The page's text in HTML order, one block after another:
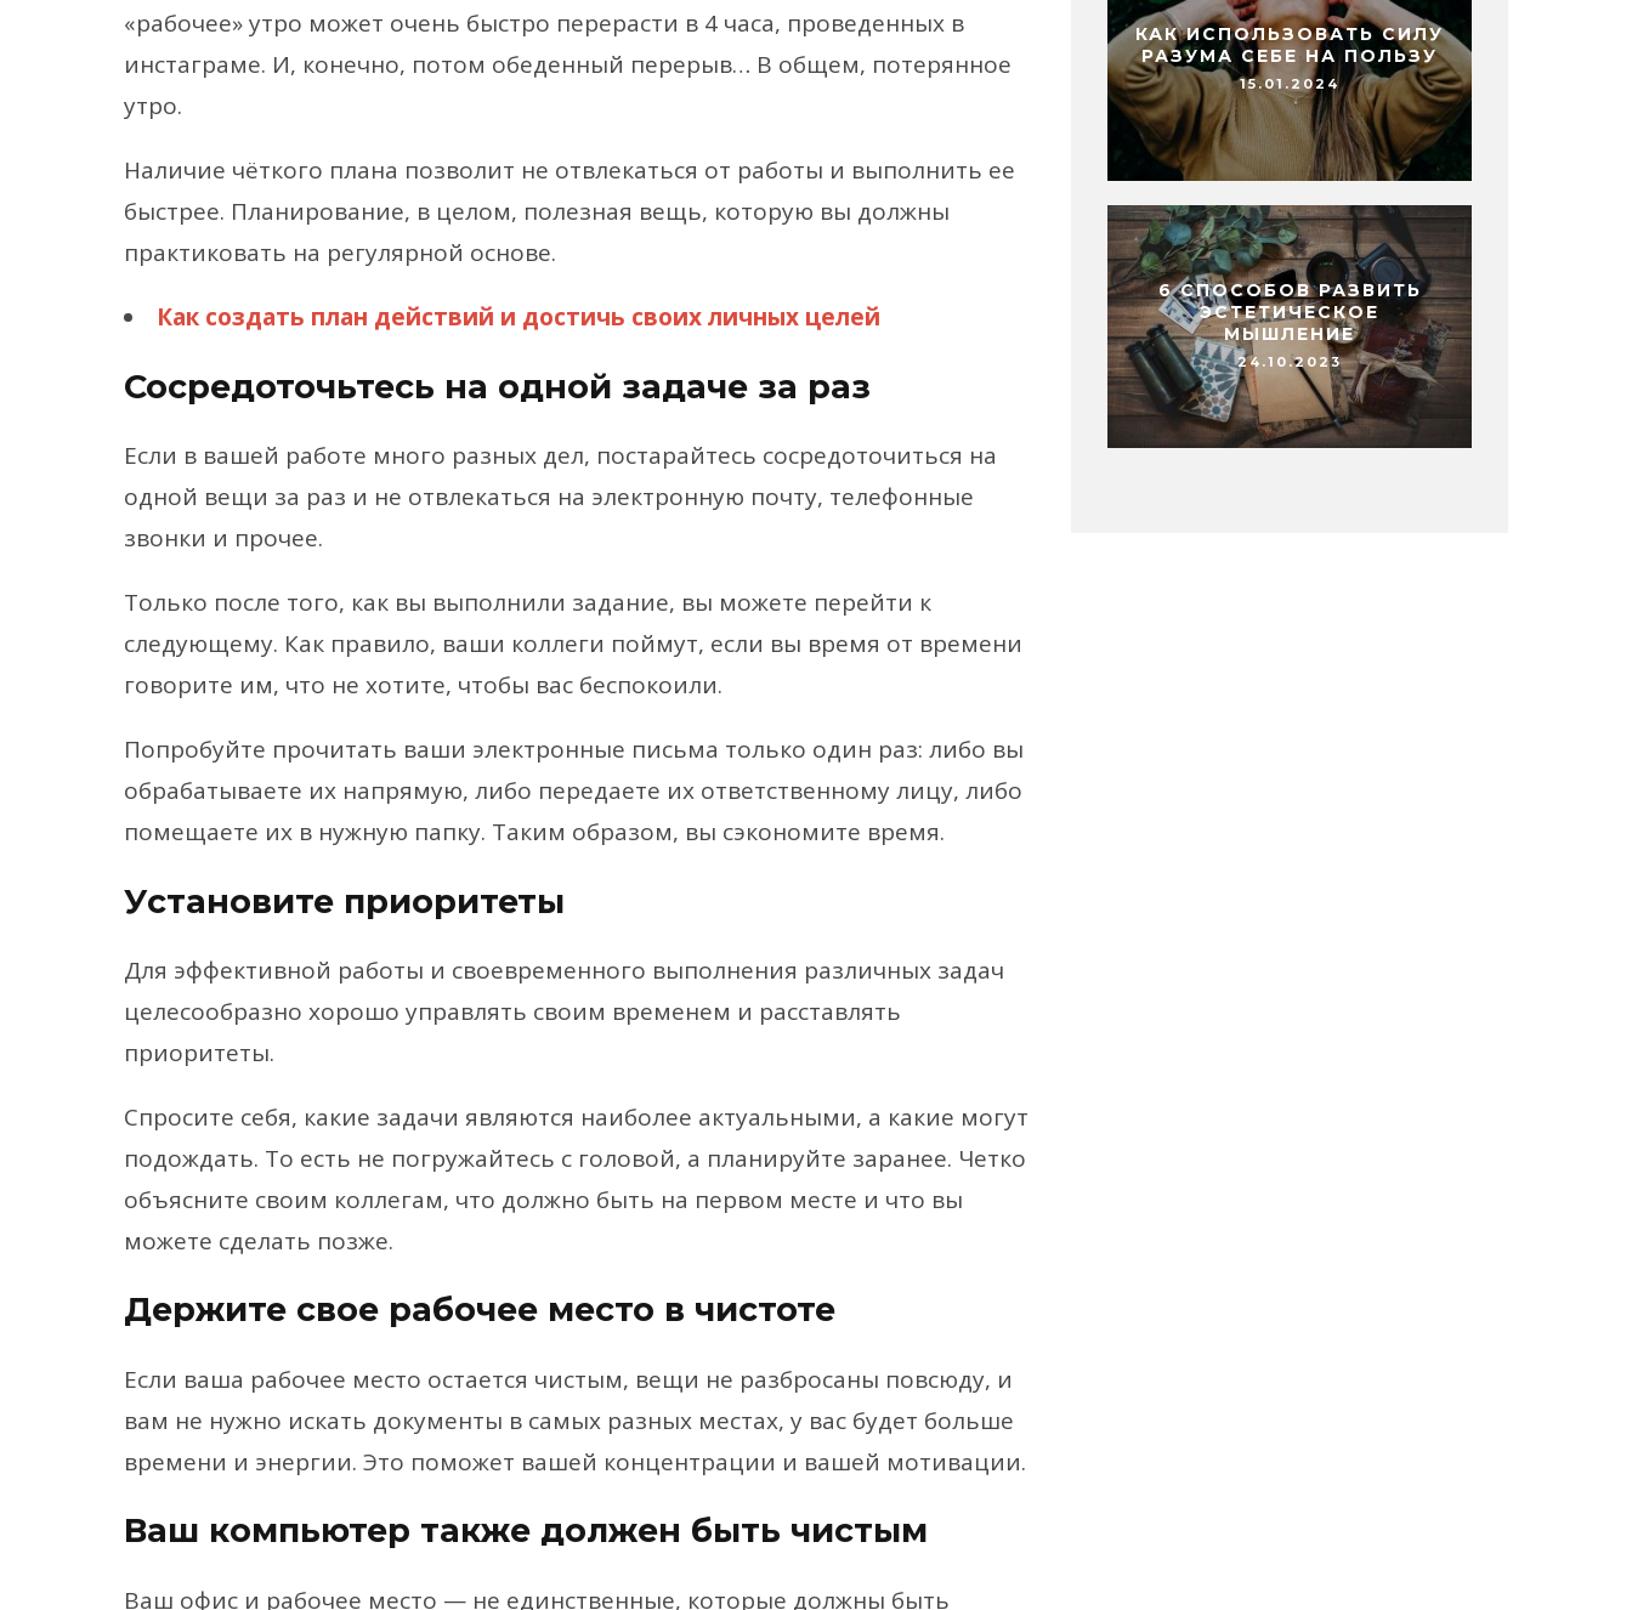
«рабочее» утро может очень быстро перерасти в 4 часа, проведенных в
инстаграме. И, конечно, потом обеденный перерыв… В общем, потерянное
утро.
Наличие чёткого плана позволит не отвлекаться от работы и выполнить ее
быстрее. Планирование, в целом, полезная вещь, которую вы должны
практиковать на регулярной основе.
Как создать план действий и достичь своих личных целей
Сосредоточьтесь на одной задаче за раз
Если в вашей работе много разных дел, постарайтесь сосредоточиться на
одной вещи за раз и не отвлекаться на электронную почту, телефонные
звонки и прочее.
Только после того, как вы выполнили задание, вы можете перейти к
следующему. Как правило, ваши коллеги поймут, если вы время от времени
говорите им, что не хотите, чтобы вас беспокоили.
Попробуйте прочитать ваши электронные письма только один раз: либо вы
обрабатываете их напрямую, либо передаете их ответственному лицу, либо
помещаете их в нужную папку. Таким образом, вы сэкономите время.
Установите приоритеты
Для эффективной работы и своевременного выполнения различных задач
целесообразно хорошо управлять своим временем и расставлять
приоритеты.
Спросите себя, какие задачи являются наиболее актуальными, а какие могут
подождать. То есть не погружайтесь с головой, а планируйте заранее. Четко
объясните своим коллегам, что должно быть на первом месте и что вы
можете сделать позже.
Держите свое рабочее место в чистоте
Если ваша рабочее место остается чистым, вещи не разбросаны повсюду, и
вам не нужно искать документы в самых разных местах, у вас будет больше
времени и энергии. Это поможет вашей концентрации и вашей мотивации.
Ваш компьютер также должен быть чистым
Ваш офис и рабочее место — не единственные, которые должны быть
КАК ИСПОЛЬЗОВАТЬ СИЛУ
РАЗУМА СЕБЕ НА ПОЛЬЗУ
15.01.2024
6 СПОСОБОВ РАЗВИТЬ
ЭСТЕТИЧЕСКОЕ
МЫШЛЕНИЕ
24.10.2023